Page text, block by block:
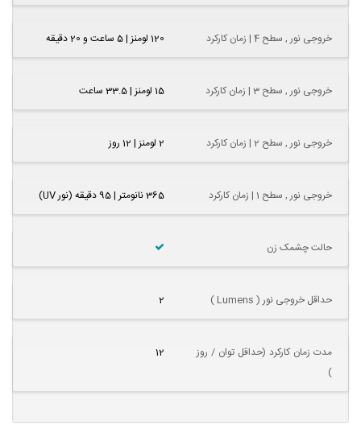
خروجی نور , سطح 4 | زمان کارکرد 120 لومنز | 5 ساعت و 20 دقیقه
خروجی نور , سطح 3 | زمان کارکرد 15 لومنز | 33.5 ساعت
خروجی نور , سطح 2 | زمان کارکرد 2 لومنز | 12 روز
خروجی نور , سطح 1 | زمان کارکرد 365 نانومتر | 95 دقیقه (نور UV)
حالت چشمک زن
حداقل خروجی نور ( Lumens ) 2
مدت زمان کارکرد (حداقل توان / روز
)
12